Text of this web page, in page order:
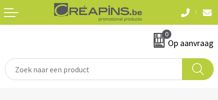
0
Op aanvraag
T-shirts
Automerken